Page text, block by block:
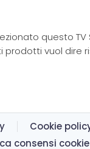
questo
prodotti vuol dire
Cookie
consensi cookie